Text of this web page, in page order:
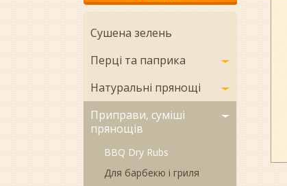
Сушена зелень
Перці та паприка
Натуральні прянощі
Приправи, суміші
прянощів
BBQ Dry Rubs
Для барбекю і гриля